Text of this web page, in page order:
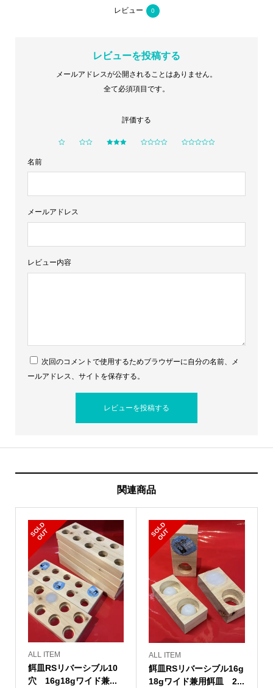
レビュー 0
レビューを投稿する
メールアドレスが公開されることはありません。
全て必須項目です。
評価する
レビュー内容
名前
メールアドレス
次回のコメントで使用するためブラウザーに自分の名前、メ
ールアドレス、サイトを保存する。
関連商品
S
O
L
D
O
U
T
ALL ITEM
餌皿RSリバーシブル10
穴 16g18gワイド兼...
S
O
L
D
O
U
T
ALL ITEM
餌皿RSリバーシブル16g
18gワイド兼用餌皿 2...